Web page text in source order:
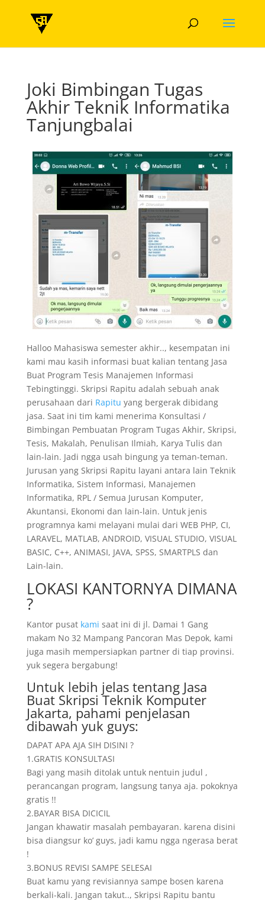
Joki Bimbingan Tugas
Akhir Teknik Informatika
Tanjungbalai
Halloo Mahasiswa semester akhir.., kesempatan ini
kami mau kasih informasi buat kalian tentang Jasa
Buat Program Tesis Manajemen Informasi
Tebingtinggi. Skripsi Rapitu adalah sebuah anak
perusahaan dari Rapitu yang bergerak dibidang
jasa. Saat ini tim kami menerima Konsultasi /
Bimbingan Pembuatan Program Tugas Akhir, Skripsi,
Tesis, Makalah, Penulisan Ilmiah, Karya Tulis dan
lain-lain. Jadi ngga usah bingung ya teman-teman.
Jurusan yang Skripsi Rapitu layani antara lain Teknik
Informatika, Sistem Informasi, Manajemen
Informatika, RPL / Semua Jurusan Komputer,
Akuntansi, Ekonomi dan lain-lain. Untuk jenis
programnya kami melayani mulai dari WEB PHP, CI,
LARAVEL, MATLAB, ANDROID, VISUAL STUDIO, VISUAL
BASIC, C++, ANIMASI, JAVA, SPSS, SMARTPLS dan
Lain-lain.
LOKASI KANTORNYA DIMANA
?
Kantor pusat kami saat ini di jl. Damai 1 Gang
makam No 32 Mampang Pancoran Mas Depok, kami
juga masih mempersiapkan partner di tiap provinsi.
yuk segera bergabung!
Untuk lebih jelas tentang Jasa
Buat Skripsi Teknik Komputer
Jakarta, pahami penjelasan
dibawah yuk guys:
DAPAT APA AJA SIH DISINI ?
1.GRATIS KONSULTASI
Bagi yang masih ditolak untuk nentuin judul ,
perancangan program, langsung tanya aja. pokoknya
gratis !!
2.BAYAR BISA DICICIL
Jangan khawatir masalah pembayaran. karena disini
bisa diangsur ko’ guys, jadi kamu ngga ngerasa berat
!
3.BONUS REVISI SAMPE SELESAI
Buat kamu yang revisiannya sampe bosen karena
berkali-kali. Jangan takut.., Skripsi Rapitu bantu